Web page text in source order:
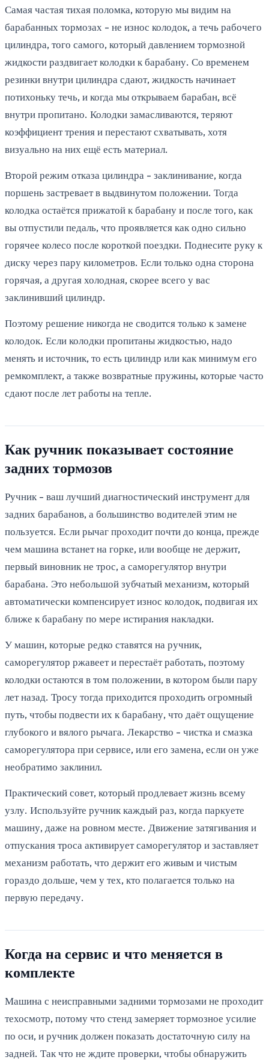
Самая частая тихая поломка, которую мы видим на
барабанных тормозах - не износ колодок, а течь рабочего
цилиндра, того самого, который давлением тормозной
жидкости раздвигает колодки к барабану. Со временем
резинки внутри цилиндра сдают, жидкость начинает
потихоньку течь, и когда мы открываем барабан, всё
внутри пропитано. Колодки замасливаются, теряют
коэффициент трения и перестают схватывать, хотя
визуально на них ещё есть материал.
Второй режим отказа цилиндра - заклинивание, когда
поршень застревает в выдвинутом положении. Тогда
колодка остаётся прижатой к барабану и после того, как
вы отпустили педаль, что проявляется как одно сильно
горячее колесо после короткой поездки. Поднесите руку к
диску через пару километров. Если только одна сторона
горячая, а другая холодная, скорее всего у вас
заклинивший цилиндр.
Поэтому решение никогда не сводится только к замене
колодок. Если колодки пропитаны жидкостью, надо
менять и источник, то есть цилиндр или как минимум его
ремкомплект, а также возвратные пружины, которые часто
сдают после лет работы на тепле.
Как ручник показывает состояние
задних тормозов
Ручник - ваш лучший диагностический инструмент для
задних барабанов, а большинство водителей этим не
пользуется. Если рычаг проходит почти до конца, прежде
чем машина встанет на горке, или вообще не держит,
первый виновник не трос, а саморегулятор внутри
барабана. Это небольшой зубчатый механизм, который
автоматически компенсирует износ колодок, подвигая их
ближе к барабану по мере истирания накладки.
У машин, которые редко ставятся на ручник,
саморегулятор ржавеет и перестаёт работать, поэтому
колодки остаются в том положении, в котором были пару
лет назад. Тросу тогда приходится проходить огромный
путь, чтобы подвести их к барабану, что даёт ощущение
глубокого и вялого рычага. Лекарство - чистка и смазка
саморегулятора при сервисе, или его замена, если он уже
необратимо заклинил.
Практический совет, который продлевает жизнь всему
узлу. Используйте ручник каждый раз, когда паркуете
машину, даже на ровном месте. Движение затягивания и
отпускания троса активирует саморегулятор и заставляет
механизм работать, что держит его живым и чистым
гораздо дольше, чем у тех, кто полагается только на
первую передачу.
Когда на сервис и что меняется в
комплекте
Машина с неисправными задними тормозами не проходит
техосмотр, потому что стенд замеряет тормозное усилие
по оси, и ручник должен показать достаточную силу на
задней. Так что не ждите проверки, чтобы обнаружить